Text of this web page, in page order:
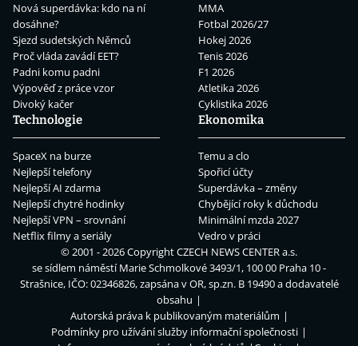
Nová superdávka: kdo na ní
dosáhne?
Sjezd sudetských Němců
Proč vláda zavádí EET?
Padni komu padni
Výpověď z práce vzor
Divoký kačer
MMA
Fotbal 2026/27
Hokej 2026
Tenis 2026
F1 2026
Atletika 2026
Cyklistika 2026
Technologie
SpaceX na burze
Nejlepší telefony
Nejlepší AI zdarma
Nejlepší chytré hodinky
Nejlepší VPN – srovnání
Netflix filmy a seriály
Ekonomika
Temu a clo
Spořicí účty
Superdávka – změny
Chybějící roky k důchodu
Minimální mzda 2027
Vedro v práci
© 2001 - 2026 CopyrightCZECH NEWS CENTER a.s.
se sídlem náměstí Marie Schmolkové 3493/1, 100 00 Praha 10 -
Strašnice, IČO: 02346826, zapsána v OR, sp.zn. B 19490 a dodavatelé
obsahu
Autorská práva k publikovaným materiálům
Podmínky pro užívání služby informační společnosti